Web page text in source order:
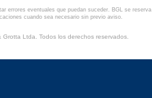
errores eventuales que puedan suceder. BGL se
cuando sea necesario sin previo aviso.
Ltda. Todos los derechos reservados.